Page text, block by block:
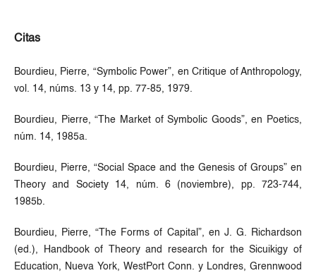
Citas
Bourdieu, Pierre, “Symbolic Power”, en Critique of Anthropology,
vol. 14, núms. 13 y 14, pp. 77-85, 1979.
Bourdieu, Pierre, “The Market of Symbolic Goods”, en Poetics,
núm. 14, 1985a.
Bourdieu, Pierre, “Social Space and the Genesis of Groups” en
Theory and Society 14, núm. 6 (noviembre), pp. 723-744,
1985b.
Bourdieu, Pierre, “The Forms of Capital”, en J. G. Richardson
(ed.), Handbook of Theory and research for the Sicuikigy of
Education, Nueva York, WestPort Conn. y Londres, Grennwood